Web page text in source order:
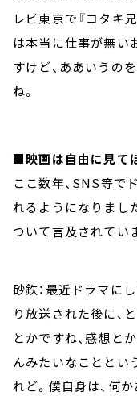
レビ東京で『コタキ
は本当に仕事が無い
すけど、ああいうの
ね。
■映画は自由に見て
ここ数年、SNS等で
れるようになりまし
ついて言及されてい
砂鉄：最近ドラマに
り放送された後に、
とかですね、感想と
んみたいなこととい
れど。僕自身は、何